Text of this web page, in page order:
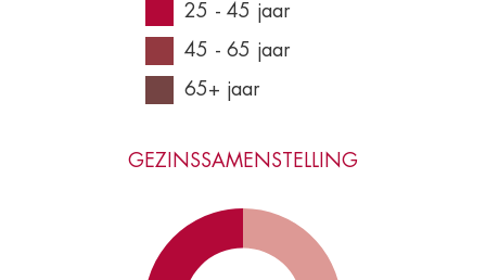
25 - 45 jaar
45 - 65 jaar
65+ jaar
GEZINSSAMENSTELLING